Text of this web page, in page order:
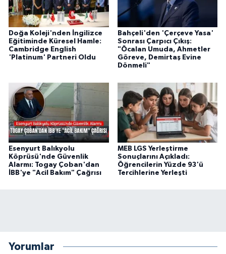
Doğa Koleji'nden İngilizce
Eğitiminde Küresel Hamle:
Cambridge English
'Platinum' Partneri Oldu
Bahçeli'den 'Çerçeve Yasa'
Sonrası Çarpıcı Çıkış:
"Öcalan Umuda, Ahmetler
Göreve, Demirtaş Evine
Dönmeli"
Esenyurt Balıkyolu
Köprüsü'nde Güvenlik
Alarmı: Togay Çoban'dan
İBB'ye "Acil Bakım" Çağrısı
MEB LGS Yerleştirme
Sonuçlarını Açıkladı:
Öğrencilerin Yüzde 93'ü
Tercihlerine Yerleşti
Yorumlar